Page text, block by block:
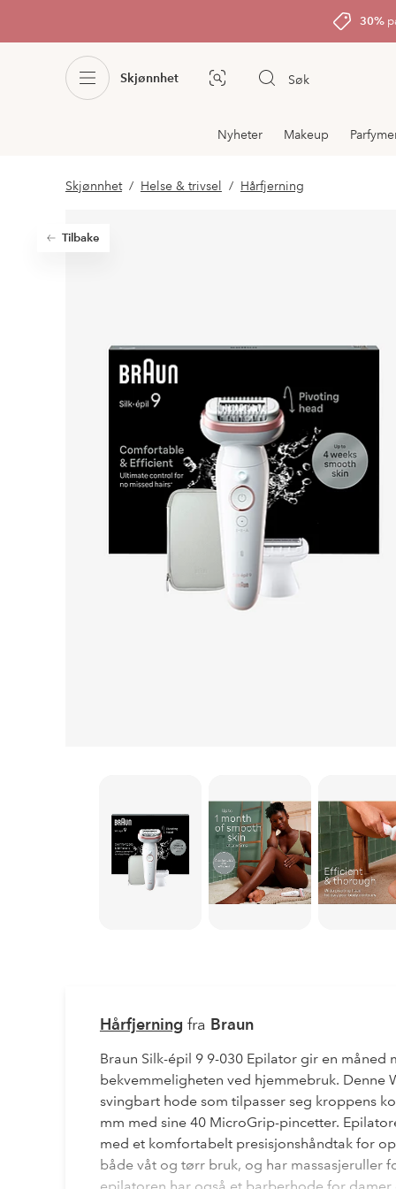
30%
Skjønnhet Bildesøk Søk
Avdelingsnavigering
Nyheter Makeup
Skjønnhet Helse & trivsel Hårfjerning
Tilbake
Hårfjerning fra Braun
Braun Silk-épil 9 9-030 Epilator gir en måned
bekvemmeligheten ved hjemmebruk. Denne
svingbart hode som tilpasser seg kroppens
mm med sine 40 MicroGrip-pincetter.
med et komfortabelt presisjonshåndtak for
både våt og tørr bruk, og har massasjeruller